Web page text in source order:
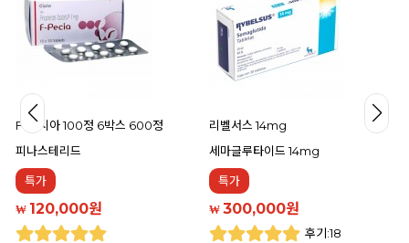
F-페시아 100정 6박스 600정
피나스테리드
특가
₩ 120,000원
리벨서스 14mg
세마글루타이드 14mg
특가
₩ 300,000원
후기:18